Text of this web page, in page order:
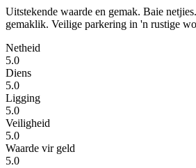
Uitstekende waarde en gemak. Baie
gemaklik. Veilige parkering in 'n rustige
Netheid
5.0
Diens
5.0
Ligging
5.0
Veiligheid
5.0
Waarde vir geld
5.0